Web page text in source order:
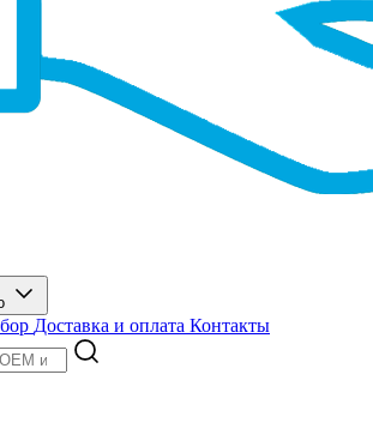
Доставка и оплата Контакты